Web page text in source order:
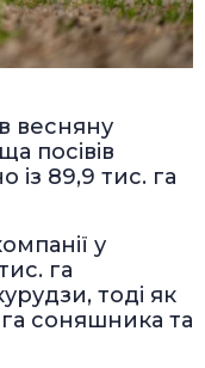
весняну
посівів
із 89,9 тис. га
у
га
тоді як
га соняшника та